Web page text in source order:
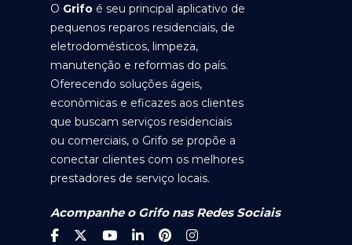
O Grifo é seu principal aplicativo de
pequenos reparos residenciais, de
eletrodomésticos, limpeza,
manutenção e reformas do país.
Oferecendo soluções ágeis,
econômicas e eficazes aos clientes
que buscam serviços residenciais
ou comerciais, o Grifo se propõe a
conectar clientes com os melhores
prestadores de serviço locais.
Acompanhe o Grifo nas Redes Sociais